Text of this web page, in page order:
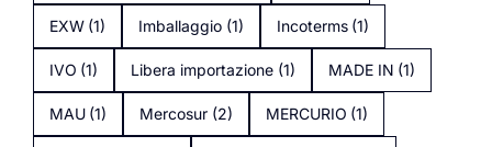
EXW (1) Imballaggio (1) Incoterms (1)
IVO (1) Libera importazione (1) MADE IN (1)
MAU (1) Mercosur (2) MERCURIO (1)